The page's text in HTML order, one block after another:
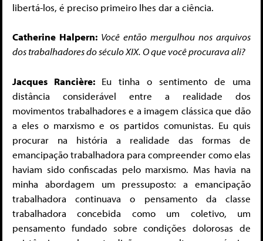
libertá-los, é preciso primeiro lhes dar a ciência.
Catherine Halpern: Você então mergulhou nos arquivos
dos trabalhadores do século XIX. O que você procurava ali?
Jacques Rancière: Eu tinha o sentimento de uma
distância considerável entre a realidade dos
movimentos trabalhadores e a imagem clássica que dão
a eles o marxismo e os partidos comunistas. Eu quis
procurar na história a realidade das formas de
emancipação trabalhadora para compreender como elas
haviam sido confiscadas pelo marxismo. Mas havia na
minha abordagem um pressuposto: a emancipação
trabalhadora continuava o pensamento da classe
trabalhadora concebida como um coletivo, um
pensamento fundado sobre condições dolorosas de